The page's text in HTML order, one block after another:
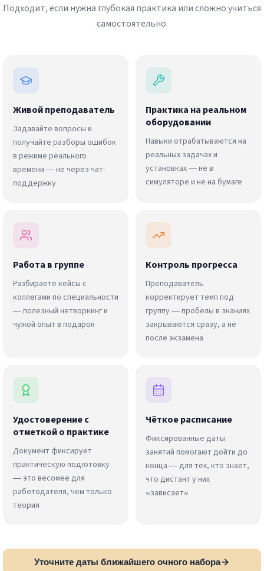
Подходит, если нужна глубокая практика или сложно учиться
самостоятельно.
Живой преподаватель
Задавайте вопросы и
получайте разборы ошибок
в режиме реального
времени — не через чат-
поддержку
Практика на реальном
оборудовании
Навыки отрабатываются на
реальных задачах и
установках — не в
симуляторе и не на бумаге
Работа в группе
Разбираете кейсы с
коллегами по специальности
— полезный нетворкинг и
чужой опыт в подарок
Контроль прогресса
Преподаватель
корректирует темп под
группу — пробелы в знаниях
закрываются сразу, а не
после экзамена
Удостоверение с
отметкой о практике
Документ фиксирует
практическую подготовку
— это весомее для
работодателя, чем только
теория
Чёткое расписание
Фиксированные даты
занятий помогают дойти до
конца — для тех, кто знает,
что дистант у них
«зависает»
Уточните даты ближайшего очного набора